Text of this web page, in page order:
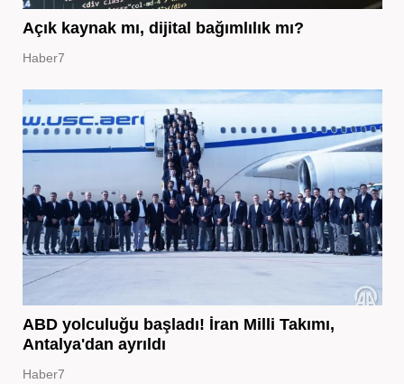
Açık kaynak mı, dijital bağımlılık mı?
Haber7
ABD yolculuğu başladı! İran Milli Takımı,
Antalya'dan ayrıldı
Haber7